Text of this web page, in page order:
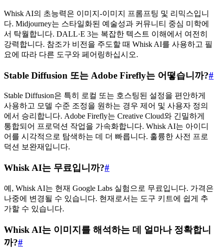
Whisk AI의 초능력은 이미지-이미지 프롬프팅 및 리믹스입니
다. Midjourney는 스타일화된 예술성과 커뮤니티 중심 미학에
서 탁월합니다. DALL·E 3는 복잡한 텍스트 이해에서 여전히
강력합니다. 참조가 비전을 주도할 때 Whisk AI를 사용하고 필
요에 따라 다른 도구와 페어링하십시오.
Stable Diffusion 또는 Adobe Firefly는 어떻습니까?#
Stable Diffusion은 특히 로컬 또는 호스팅된 설정을 편안하게
사용하고 모델 수준 조정을 원하는 경우 제어 및 사용자 정의
에서 승리합니다. Adobe Firefly는 Creative Cloud와 긴밀하게
통합되어 프로덕션 작업을 가속화합니다. Whisk AI는 아이디
어를 시각적으로 탐색하는 데 더 빠릅니다. 훌륭한 사전 프로
덕션 보완재입니다.
Whisk AI는 무료입니까?#
예, Whisk AI는 현재 Google Labs 실험으로 무료입니다. 가격은
나중에 변경될 수 있습니다. 현재로서는 도구 키트에 쉽게 추
가할 수 있습니다.
Whisk AI는 이미지를 해석하는 데 얼마나 정확합니
까?#